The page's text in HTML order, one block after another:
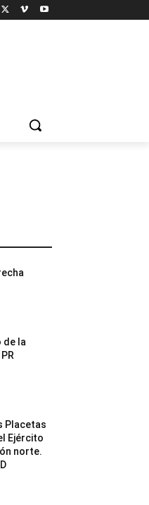
de la
Placetas
Ejército
norte.